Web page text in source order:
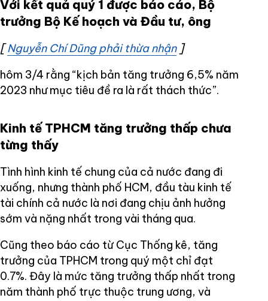
Với kết quả quý 1 được báo cáo, Bộ
trưởng Bộ Kế hoạch và Đầu tư, ông
[Nguyễn Chí Dũng phải thừa nhậnOpens in new
]
hôm 3/4 rằng “kịch bản tăng trưởng 6,5% năm
2023 như mục tiêu đề ra là rất thách thức”.
Kinh tế TPHCM tăng trưởng thấp chưa
từng thấy
Tình hình kinh tế chung của cả nước đang đi
xuống, nhưng thành phố HCM, đầu tàu kinh tế
tài chính cả nước là nơi đang chịu ảnh hưởng
sớm và nặng nhất trong vài tháng qua.
Cũng theo báo cáo từ Cục Thống kê, tăng
trưởng của TPHCM trong quý một chỉ đạt
0.7%. Đây là mức tăng trưởng thấp nhất trong
năm thành phố trực thuộc trung ương, và